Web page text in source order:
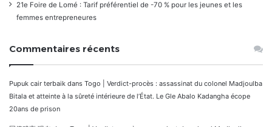
21e Foire de Lomé : Tarif préférentiel de -70 % pour les jeunes et les
femmes entrepreneures
Commentaires récents
Pupuk cair terbaik dans Togo | Verdict-procès : assassinat du colonel Madjoulba
Bitala et atteinte à la sûreté intérieure de l’État. Le Gle Abalo Kadangha écope
20ans de prison